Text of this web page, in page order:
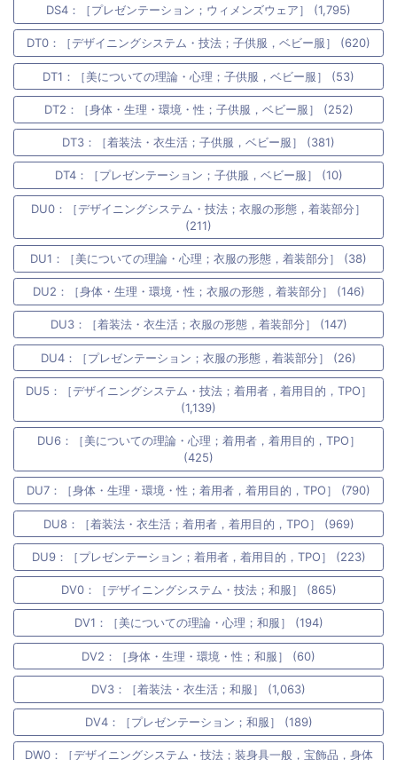
DS4：［プレゼンテーション；ウィメンズウェア］ (1,795)
DT0：［デザイニングシステム・技法；子供服，ベビー服］ (620)
DT1：［美についての理論・心理；子供服，ベビー服］ (53)
DT2：［身体・生理・環境・性；子供服，ベビー服］ (252)
DT3：［着装法・衣生活；子供服，ベビー服］ (381)
DT4：［プレゼンテーション；子供服，ベビー服］ (10)
DU0：［デザイニングシステム・技法；衣服の形態，着装部分］
(211)
DU1：［美についての理論・心理；衣服の形態，着装部分］ (38)
DU2：［身体・生理・環境・性；衣服の形態，着装部分］ (146)
DU3：［着装法・衣生活；衣服の形態，着装部分］ (147)
DU4：［プレゼンテーション；衣服の形態，着装部分］ (26)
DU5：［デザイニングシステム・技法；着用者，着用目的，TPO］
(1,139)
DU6：［美についての理論・心理；着用者，着用目的，TPO］
(425)
DU7：［身体・生理・環境・性；着用者，着用目的，TPO］ (790)
DU8：［着装法・衣生活；着用者，着用目的，TPO］ (969)
DU9：［プレゼンテーション；着用者，着用目的，TPO］ (223)
DV0：［デザイニングシステム・技法；和服］ (865)
DV1：［美についての理論・心理；和服］ (194)
DV2：［身体・生理・環境・性；和服］ (60)
DV3：［着装法・衣生活；和服］ (1,063)
DV4：［プレゼンテーション；和服］ (189)
DW0：［デザイニングシステム・技法；装身具一般，宝飾品，身体